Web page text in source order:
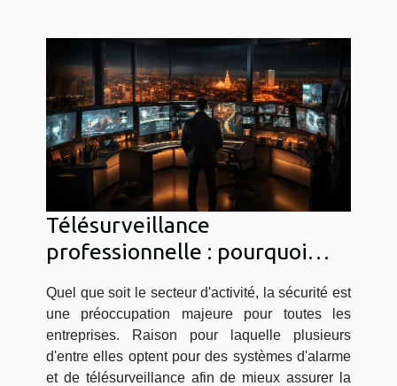
Télésurveillance
professionnelle : pourquoi
sécurité ?
Quel que soit le secteur d'activité, la sécurité est
une préoccupation majeure pour toutes les
entreprises. Raison pour laquelle plusieurs
d'entre elles optent pour des systèmes d'alarme
et de télésurveillance afin de mieux assurer la